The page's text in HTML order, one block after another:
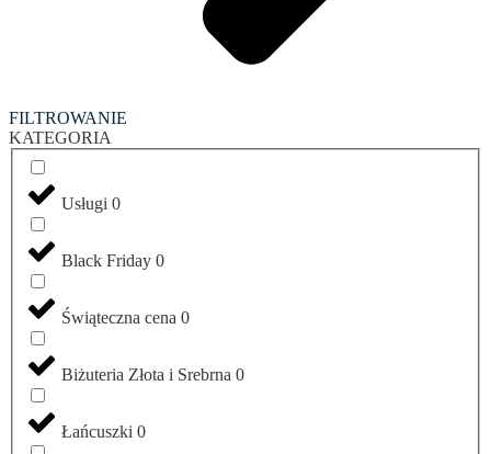
FILTROWANIE
KATEGORIA
Usługi 0
Black Friday 0
Świąteczna cena 0
Biżuteria Złota i Srebrna 0
Łańcuszki 0